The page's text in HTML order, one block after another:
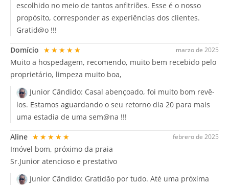
escolhido no meio de tantos anfitriões. Esse é o nosso
propósito, corresponder as experiências dos clientes.
Gratid@o !!!
marzo de 2025
Domício ★★★★★
Muito a hospedagem, recomendo, muito bem recebido pelo
proprietário, limpeza muito boa,
Junior Cândido: Casal abençoado, foi muito bom revê-
los. Estamos aguardando o seu retorno dia 20 para mais
uma estadia de uma sem@na !!!
febrero de 2025
Aline ★★★★★
Imóvel bom, próximo da praia
Sr.Junior atencioso e prestativo
Junior Cândido: Gratidão por tudo. Até uma próxima